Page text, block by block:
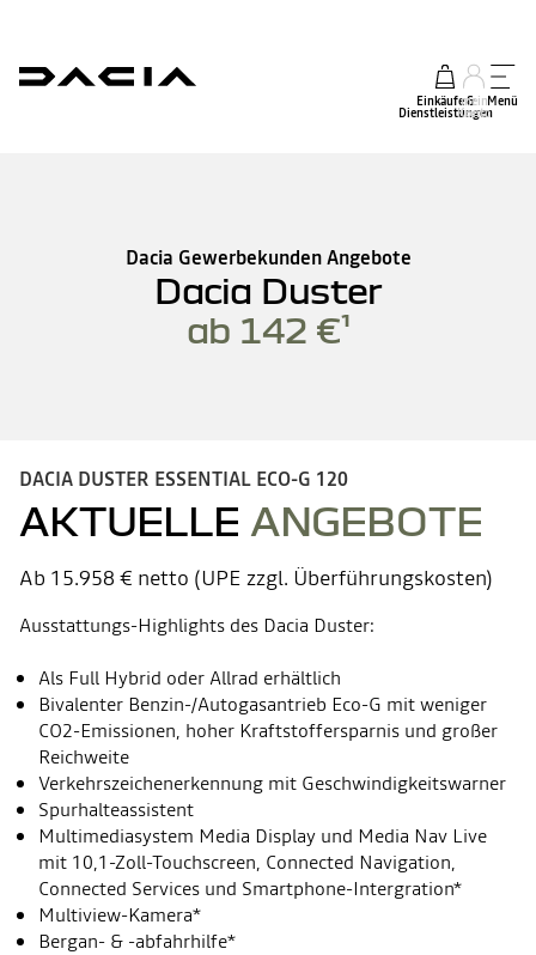
Einkäufe &
Dienstleistungen
mein
Konto
Menü
Dacia Gewerbekunden Angebote
Dacia Duster
ab 142 €¹
DACIA DUSTER ESSENTIAL ECO-G 120
AKTUELLE ANGEBOTE
Ab 15.958 € netto (UPE zzgl. Überführungskosten)
Ausstattungs-Highlights des Dacia Duster:
Als Full Hybrid oder Allrad erhältlich
Bivalenter Benzin-/Autogasantrieb Eco-G mit weniger
CO2-Emissionen, hoher Kraftstoffersparnis und großer
Reichweite
Verkehrszeichenerkennung mit Geschwindigkeitswarner
Spurhalteassistent
Multimediasystem Media Display und Media Nav Live
mit 10,1-Zoll-Touchscreen, Connected Navigation,
Connected Services und Smartphone-Intergration*
Multiview-Kamera*
Bergan- & -abfahrhilfe*